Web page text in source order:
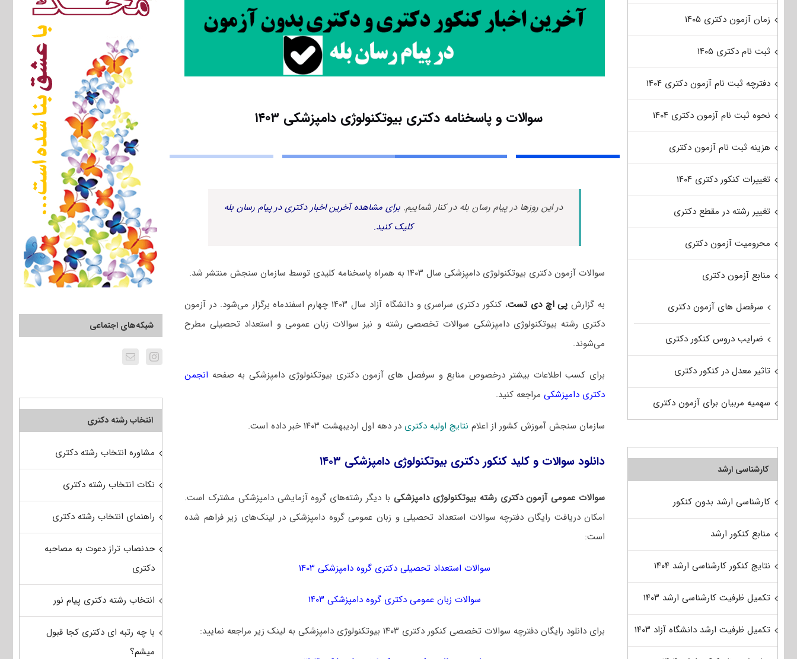
سوالات و پاسخنامه دکتری بیوتکنولوژی دامپزشکی ۱۴۰۳
در این روزها در پیام رسان بله در کنار شماییم. برای مشاهده آخرین اخبار دکتری در پیام رسان بله
کلیک کنید.
سوالات آزمون دکتری بیوتکنولوژی دامپزشکی سال ۱۴۰۳ به همراه پاسخنامه کلیدی توسط سازمان سنجش منتشر شد.
به گزارشپی اچ دی تست
، کنکور دکتری سراسری و دانشگاه آزاد سال ۱۴۰۳ چهارم اسفندماه برگزار می‌شود. در آزمون
دکتری رشته بیوتکنولوژی دامپزشکی سوالات تخصصی رشته و نیز سوالات زبان عمومی و استعداد تحصیلی مطرح
می‌شوند.
برای کسب اطلاعات بیشتر درخصوص منابع و سرفصل های آزمون دکتری بیوتکنولوژی دامپزشکی به صفحه انجمن
دکتری دامپزشکیمراجعه کنید.
سازمان سنجش آموزش کشور از اعلام نتایج اولیه دکتری در دهه اول اردیبهشت ۱۴۰۳ خبر داده است.
دانلود سوالات و کلید کنکور دکتری بیوتکنولوژی دامپزشکی ۱۴۰۳
سوالات عمومی آزمون دکتری رشته بیوتکنولوژی دامپزشکی با دیگر رشته‌های گروه آزمایشی دامپزشکی مشترک است.
امکان دریافت رایگان دفترچه سوالات استعداد تحصیلی و زبان عمومی گروه دامپزشکی در لینک‌های زیر فراهم شده
است:
سوالات استعداد تحصیلی دکتری گروه دامپزشکی ۱۴۰۳
سوالات زبان عمومی دکتری گروه دامپزشکی ۱۴۰۳
برای دانلود رایگان دفترچه سوالات تخصصی کنکور دکتری ۱۴۰۳ بیوتکنولوژی دامپزشکی به لینک زیر مراجعه نمایید:
شبکه‌های اجتماعی
انتخاب رشته دکتری
مشاوره انتخاب رشته دکتری
نکات انتخاب رشته دکتری
راهنمای انتخاب رشته دکتری
حدنصاب تراز دعوت به مصاحبه
دکتری
انتخاب رشته دکتری پیام نور
با چه رتبه ای دکتری کجا قبول
میشم؟
زمان آزمون دکتری ۱۴۰۵
ثبت نام دکتری ۱۴۰۵
دفترچه ثبت نام آزمون دکتری ۱۴۰۴
نحوه ثبت نام آزمون دکتری ۱۴۰۴
هزینه ثبت نام آزمون دکتری
تغییرات کنکور دکتری ۱۴۰۴
تغییر رشته در مقطع دکتری
محرومیت آزمون دکتری
منابع آزمون دکتری
سرفصل های آزمون دکتری
ضرایب دروس کنکور دکتری
تاثیر معدل در کنکور دکتری
سهمیه مربیان برای آزمون دکتری
کارشناسی ارشد
کارشناسی ارشد بدون کنکور
منابع کنکور ارشد
نتایج کنکور کارشناسی ارشد ۱۴۰۴
تکمیل ظرفیت کارشناسی ارشد ۱۴۰۳
تکمیل ظرفیت ارشد دانشگاه آزاد ۱۴۰۳